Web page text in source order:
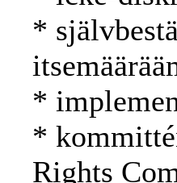
*
*
*
Rights